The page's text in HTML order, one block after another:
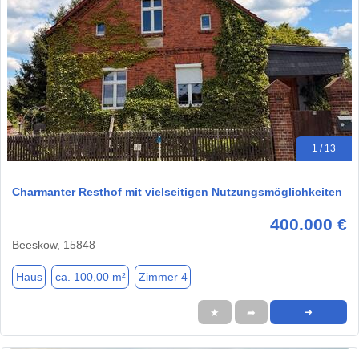
1 / 13
Charmanter Resthof mit vielseitigen Nutzungsmöglichkeiten
400.000 €
Beeskow, 15848
Haus ca. 100,00 m² Zimmer 4
★ ➦ ➜